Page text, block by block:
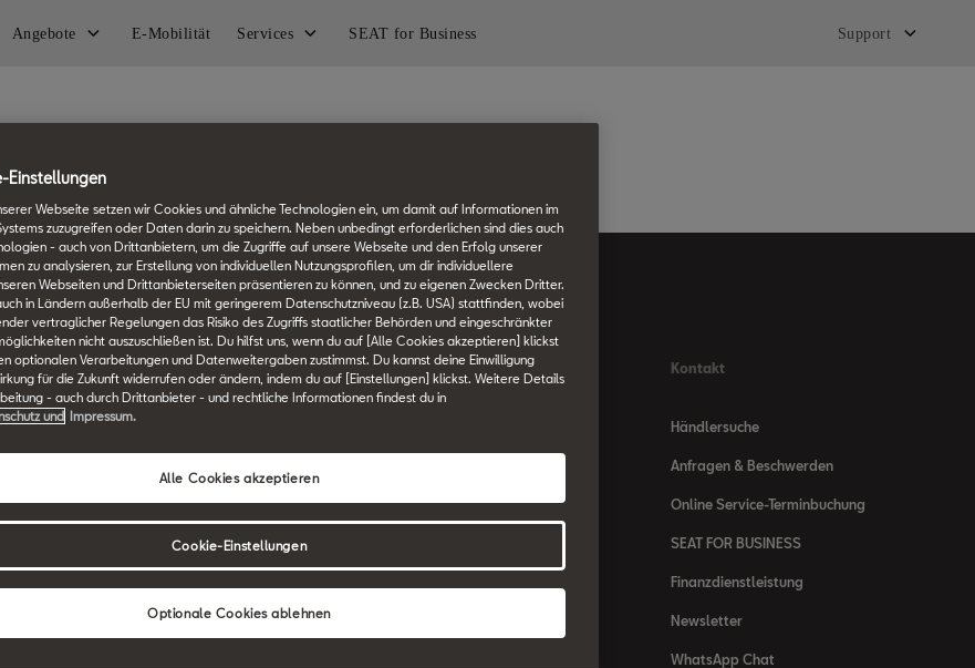
Angebote E-Mobilität Services SEAT for Business Support
Germany Deutsch
Service
Senderlogos
Handbücher & Anleitungen
Katalog & Preislisten
Über SEAT
SEAT Verhaltensgrundsätze
Kontakt
Händlersuche
Anfragen & Beschwerden
Online Service-Terminbuchung
SEAT FOR BUSINESS
Finanzdienstleistung
Newsletter
WhatsApp Chat
Einstellungen
Webseite setzen wir Cookies und ähnliche Technologien ein, um damit auf Informationen im
zuzugreifen oder Daten darin zu speichern. Neben unbedingt erforderlichen sind dies auch
- auch von Drittanbietern, um die Zugriffe auf unsere Webseite und den Erfolg unserer
zu analysieren, zur Erstellung von individuellen Nutzungsprofilen, um dir individuellere
Webseiten und Drittanbieterseiten präsentieren zu können, und zu eigenen Zwecken Dritter.
in Ländern außerhalb der EU mit geringerem Datenschutzniveau (z.B. USA) stattfinden, wobei
vertraglicher Regelungen das Risiko des Zugriffs staatlicher Behörden und eingeschränkter
nicht auszuschließen ist. Du hilfst uns, wenn du auf [Alle Cookies akzeptieren] klickst
optionalen Verarbeitungen und Datenweitergaben zustimmst. Du kannst deine Einwilligung
für die Zukunft widerrufen oder ändern, indem du auf [Einstellungen] klickst. Weitere Details
- auch durch Drittanbieter - und rechtliche Informationen findest du in
und Impressum.
Optionale Cookies ablehnen
Alle Cookies akzeptieren
Cookie-Einstellungen